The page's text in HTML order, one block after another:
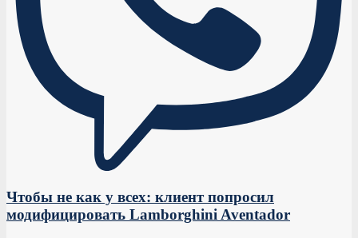
Чтобы не как у всех: клиент попросил
модифицировать Lamborghini Aventador